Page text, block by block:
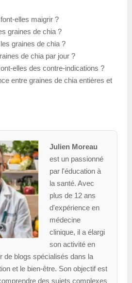
elles maigrir ?
graines de chia ?
graines de chia ?
de chia par jour ?
elles des contre-indications ?
entre graines de chia entières et
Julien Moreau
est un passionné
par l'éducation à
la santé. Avec
plus de 12 ans
d'expérience en
médecine
clinique, il a élargi
son activité en
de blogs spécialisés dans la
et le bien-être. Son objectif est
des sujets complexes